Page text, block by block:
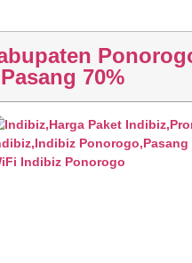
70%